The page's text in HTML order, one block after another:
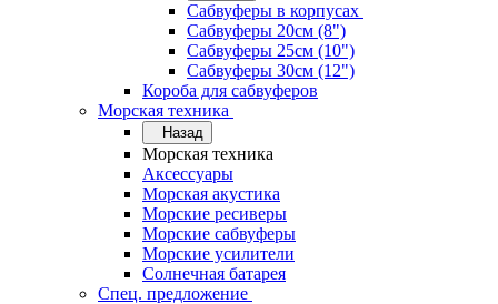
Сабвуферы в корпусах
Сабвуферы 20см (8")
Сабвуферы 25см (10")
Сабвуферы 30см (12")
Короба для сабвуферов
Морская техника
Назад
Морская техника
Аксессуары
Морская акустика
Морские ресиверы
Морские сабвуферы
Морские усилители
Солнечная батарея
Спец. предложение